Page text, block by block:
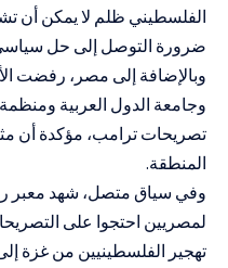
الفلسطيني ظلم لا يمكن أن
ضرورة التوصل إلى حل
وبالإضافة إلى مصر، رفضت
وجامعة الدول العربية ومنظمة
تصريحات ترامب، مؤكدة أن
المنطقة.
وفي سياق متصل، شهد معبر
لمصريين احتجوا على
تهجير الفلسطينيين من غزة